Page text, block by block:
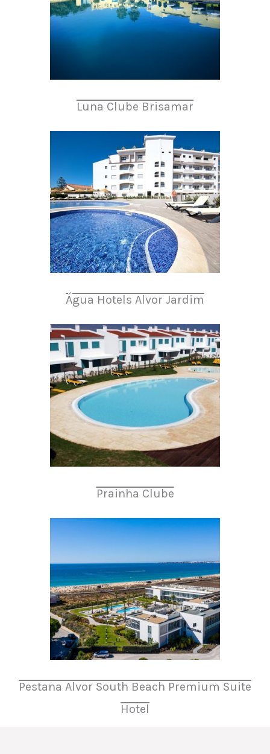
Luna Clube Brisamar
Água Hotels Alvor Jardim
Prainha Clube
Pestana Alvor South Beach Premium Suite
Hotel